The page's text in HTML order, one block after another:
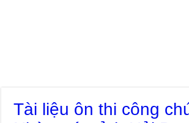
Tài liệu ôn thi công